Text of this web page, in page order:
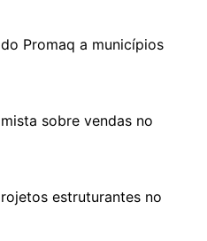
Promaq a municípios
sobre vendas no
estruturantes no